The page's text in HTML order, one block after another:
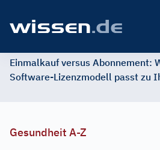
Einmalkauf versus Abonnement:
Software-Lizenzmodell passt zu
Gesundheit A-Z